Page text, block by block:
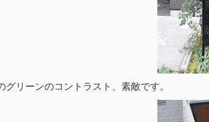
グリーンのコントラスト、素敵です。